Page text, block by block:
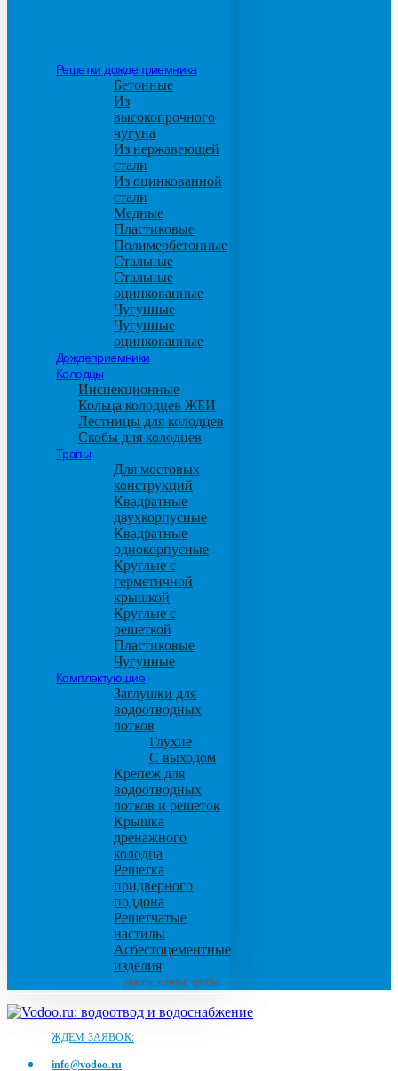
Решетки дождеприемника
Бетонные
Из
высокопрочного
чугуна
Из нержавеющей
стали
Из оцинкованной
стали
Медные
Пластиковые
Полимербетонные
Стальные
Стальные
оцинкованные
Чугунные
Чугунные
оцинкованные
Дождеприемники
Колодцы
Инспекционные
Кольца колодцев ЖБИ
Лестницы для колодцев
Скобы для колодцев
Трапы
Для мостовых
конструкций
Квадратные
двухкорпусные
Квадратные
однокорпусные
Круглые с
герметичной
крышкой
Круглые с
решеткой
Пластиковые
Чугунные
Комплектующие
Заглушки для
водоотводных
лотков
Глухие
С выходом
Крепеж для
водоотводных
лотков и решеток
Крышка
дренажного
колодца
Решетка
придверного
поддона
Решетчатые
настилы
Асбестоцементные
изделия
Листы, плиты, трубы
ЖДЕМ ЗАЯВОК:
info@vodoo.ru